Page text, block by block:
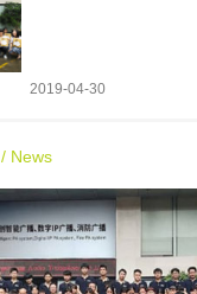
2019-04-30
/ News